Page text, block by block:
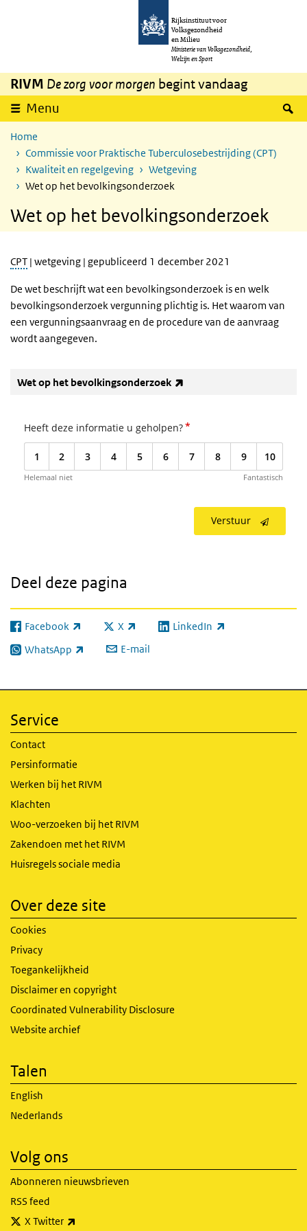
Overslaan en naar de inhoud gaan
Rijksinstituut voor
Volksgezondheid
en Milieu
Ministerie van Volksgezondheid,
Welzijn en Sport
RIVM De zorg voor morgen begint vandaag
Menu
Home
Commissie voor Praktische Tuberculosebestrijding (CPT)
Kwaliteit en regelgeving
Wetgeving
Wet op het bevolkingsonderzoek
Wet op het bevolkingsonderzoek
CPT | wetgeving | gepubliceerd 1 december 2021
De wet beschrijft wat een bevolkingsonderzoek is en welk
bevolkingsonderzoek vergunning plichtig is. Het waarom van
een vergunningsaanvraag en de procedure van de aanvraag
wordt aangegeven.
Wet op het bevolkingsonderzoek
Heeft deze informatie u geholpen?*
1 2 3 4 5 6 7 8 9 10
Helemaal niet Fantastisch
Verstuur
Deel deze pagina
Facebook
(externe link) X
(externe link) LinkedIn
(externe link)
WhatsApp
(externe link) E-mail
Service
Contact
Persinformatie
Werken bij het RIVM
Klachten
Woo-verzoeken bij het RIVM
Zakendoen met het RIVM
Huisregels sociale media
Over deze site
Cookies
Privacy
Toegankelijkheid
Disclaimer en copyright
Coordinated Vulnerability Disclosure
Website archief
Talen
English
Nederlands
Volg ons
Abonneren nieuwsbrieven
RSS feed
X Twitter